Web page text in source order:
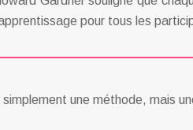
pour tous les
simplement une méthode,